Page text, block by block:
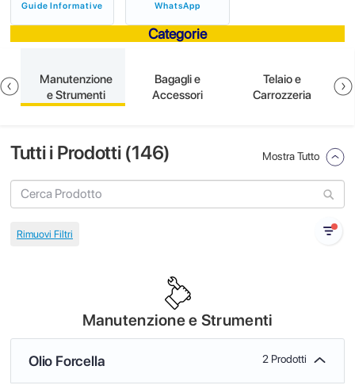
Guide Informative WhatsApp
Categorie
Manutenzione
e Strumenti
Bagagli e
Accessori
Telaio e
Carrozzeria
Tutti i Prodotti (146) Mostra Tutto
Manutenzione e Strumenti
Olio Forcella 2 Prodotti